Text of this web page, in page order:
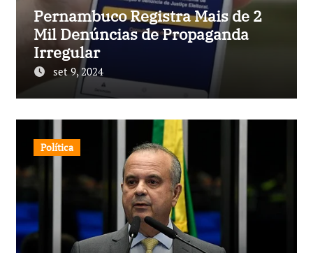
Pernambuco Registra Mais de 2
Mil Denúncias de Propaganda
Irregular
set 9, 2024
Política